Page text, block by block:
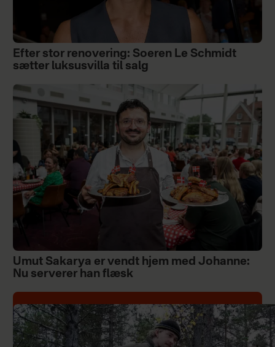
Efter stor renovering: Soeren Le Schmidt
sætter luksusvilla til salg
Umut Sakarya er vendt hjem med Johanne:
Nu serverer han flæsk